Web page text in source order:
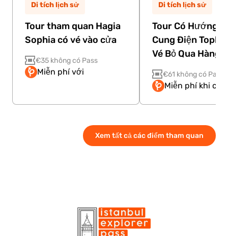
Xem tất cả các điểm tham quan
Di tích lịch sử
Tour tham quan Hagia
Sophia có vé vào cửa
€35 không có Pass
Miễn phí với
Di tích lịch sử
Tour Có Hướng
Cung Điện
Vé Bỏ Qua Hàng
€61 không có Pass
Miễn phí khi có